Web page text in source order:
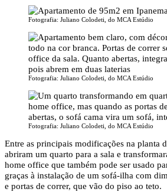
Fotografia: Juliano Colodeti, do MCA Estúdio
Fotografia: Juliano Colodeti, do MCA Estúdio
Fotografia: Juliano Colodeti, do MCA Estúdio
Entre as principais modificações na planta
abriram um quarto para a sala e
home office que também pode ser usado
graças à instalação de um sofá-ilha com
e portas de correr, que vão do piso ao teto.